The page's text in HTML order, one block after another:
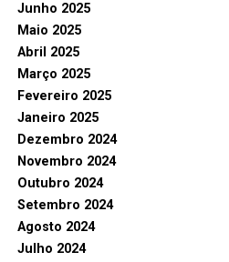
Junho 2025
Maio 2025
Abril 2025
Março 2025
Fevereiro 2025
Janeiro 2025
Dezembro 2024
Novembro 2024
Outubro 2024
Setembro 2024
Agosto 2024
Julho 2024